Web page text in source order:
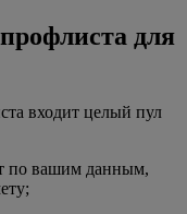
для
входит целый пул
по вашим данным,